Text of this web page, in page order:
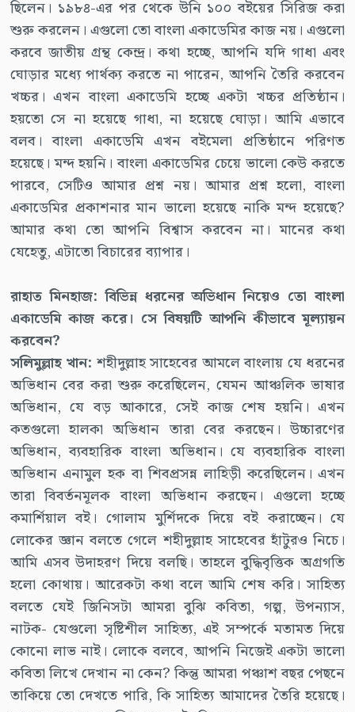
ছিলেন। ১৯৮৪-এর পর থেকে উনি ১০০ বইয়ের সিরিজ করা
শুরু করলেন। এগুলো তো বাংলা একাডেমির কাজ নয়। এগুলো
করবে জাতীয় গ্রন্থ কেন্দ্র। কথা হচ্ছে, আপনি যদি গাধা এবং
ঘোড়ার মধ্যে পার্থক্য করতে না পারেন, আপনি তৈরি করবেন
খচ্চর। এখন বাংলা একাডেমি হচ্ছে একটা খচ্চর প্রতিষ্ঠান।
হয়তো সে না হয়েছে গাধা, না হয়েছে ঘোড়া। আমি এভাবে
বলব। বাংলা একাডেমি এখন বইমেলা প্রতিষ্ঠানে পরিণত
হয়েছে। মন্দ হয়নি। বাংলা একাডেমির চেয়ে ভালো কেউ করতে
পারবে, সেটিও আমার প্রশ্ন নয়। আমার প্রশ্ন হলো, বাংলা
একাডেমির প্রকাশনার মান ভালো হয়েছে নাকি মন্দ হয়েছে?
আমার কথা তো আপনি বিশ্বাস করবেন না। মানের কথা
যেহেতু, এটাতো বিচারের ব্যাপার।
রাহাত মিনহাজ: বিভিন্ন ধরনের অভিধান নিয়েও তো বাংলা
একাডেমি কাজ করে। সে বিষয়টি আপনি কীভাবে মূল্যায়ন
করবেন?
সলিমুল্লাহ খান: শহীদুল্লাহ সাহেবের আমলে বাংলায় যে ধরনের
অভিধান বের করা শুরু করেছিলেন, যেমন আঞ্চলিক ভাষার
অভিধান, যে বড় আকারে, সেই কাজ শেষ হয়নি। এখন
কতগুলো হালকা অভিধান তারা বের করছেন। উচ্চারণের
অভিধান, ব্যবহারিক বাংলা অভিধান। যে ব্যবহারিক বাংলা
অভিধান এনামুল হক বা শিবপ্রসন্ন লাহিড়ী করেছিলেন। এখন
তারা বিবর্তনমূলক বাংলা অভিধান করছেন। এগুলো হচ্ছে
কমার্শিয়াল বই। গোলাম মুর্শিদকে দিয়ে বই করাচ্ছেন। যে
লোকের জ্ঞান বলতে গেলে শহীদুল্লাহ সাহেবের হাঁটুরও নিচে।
আমি এসব উদাহরণ দিয়ে বলছি। তাহলে বুদ্ধিবৃত্তিক অগ্রগতি
হলো কোথায়। আরেকটা কথা বলে আমি শেষ করি। সাহিত্য
বলতে যেই জিনিসটা আমরা বুঝি কবিতা, গল্প, উপন্যাস,
নাটক- যেগুলো সৃষ্টিশীল সাহিত্য, এই সম্পর্কে মতামত দিয়ে
কোনো লাভ নাই। লোকে বলবে, আপনি নিজেই একটা ভালো
কবিতা লিখে দেখান না কেন? কিন্তু আমরা পঞ্চাশ বছর পেছনে
তাকিয়ে তো দেখতে পারি, কি সাহিত্য আমাদের তৈরি হয়েছে।